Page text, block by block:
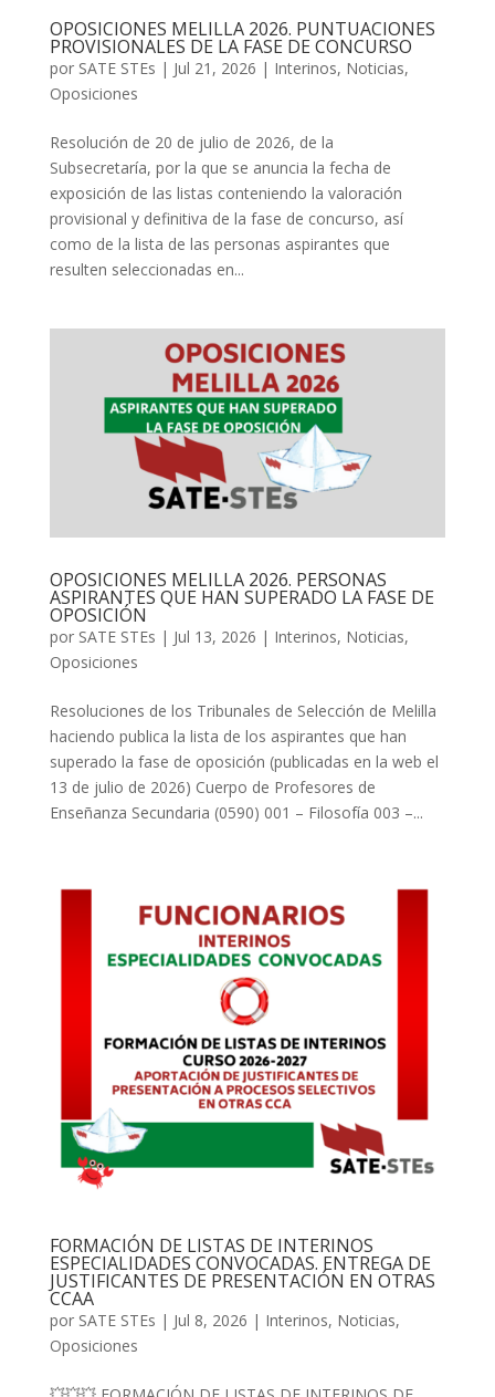
OPOSICIONES MELILLA 2026. PUNTUACIONES
PROVISIONALES DE LA FASE DE CONCURSO
por SATE STEs | Jul 21, 2026 | Interinos, Noticias,
Oposiciones
Resolución de 20 de julio de 2026, de la
Subsecretaría, por la que se anuncia la fecha de
exposición de las listas conteniendo la valoración
provisional y definitiva de la fase de concurso, así
como de la lista de las personas aspirantes que
resulten seleccionadas en...
OPOSICIONES MELILLA 2026. PERSONAS
ASPIRANTES QUE HAN SUPERADO LA FASE DE
OPOSICIÓN
por SATE STEs | Jul 13, 2026 | Interinos, Noticias,
Oposiciones
Resoluciones de los Tribunales de Selección de Melilla
haciendo publica la lista de los aspirantes que han
superado la fase de oposición (publicadas en la web el
13 de julio de 2026) Cuerpo de Profesores de
Enseñanza Secundaria (0590) 001 – Filosofía 003 –...
FORMACIÓN DE LISTAS DE INTERINOS
ESPECIALIDADES CONVOCADAS. ENTREGA DE
JUSTIFICANTES DE PRESENTACIÓN EN OTRAS
CCAA
por SATE STEs | Jul 8, 2026 | Interinos, Noticias,
Oposiciones